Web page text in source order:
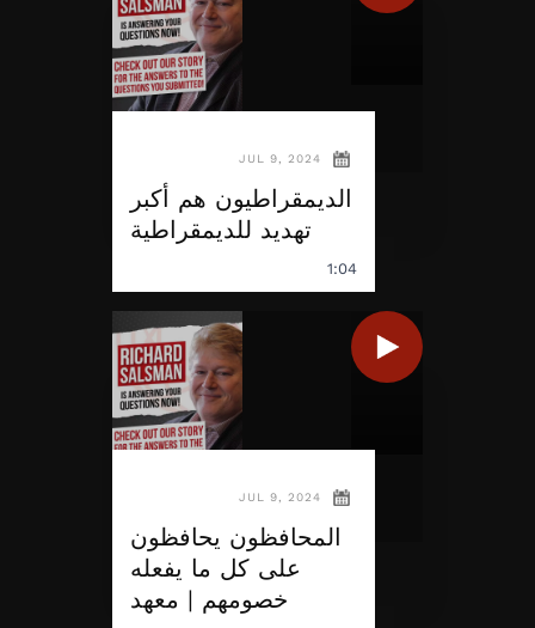
JUL 9, 2024
الديمقراطيون هم أكبر
تهديد للديمقراطية
1:04
JUL 9, 2024
المحافظون يحافظون
على كل ما يفعله
خصومهم | معهد